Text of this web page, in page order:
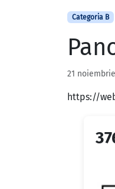
Categoria B
21
https://